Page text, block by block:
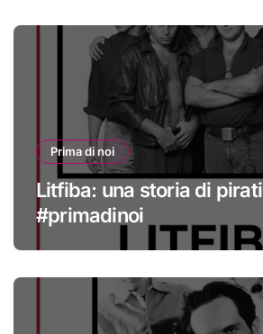
Prima di noi
Litfiba: una storia di pirati
#primadinoi